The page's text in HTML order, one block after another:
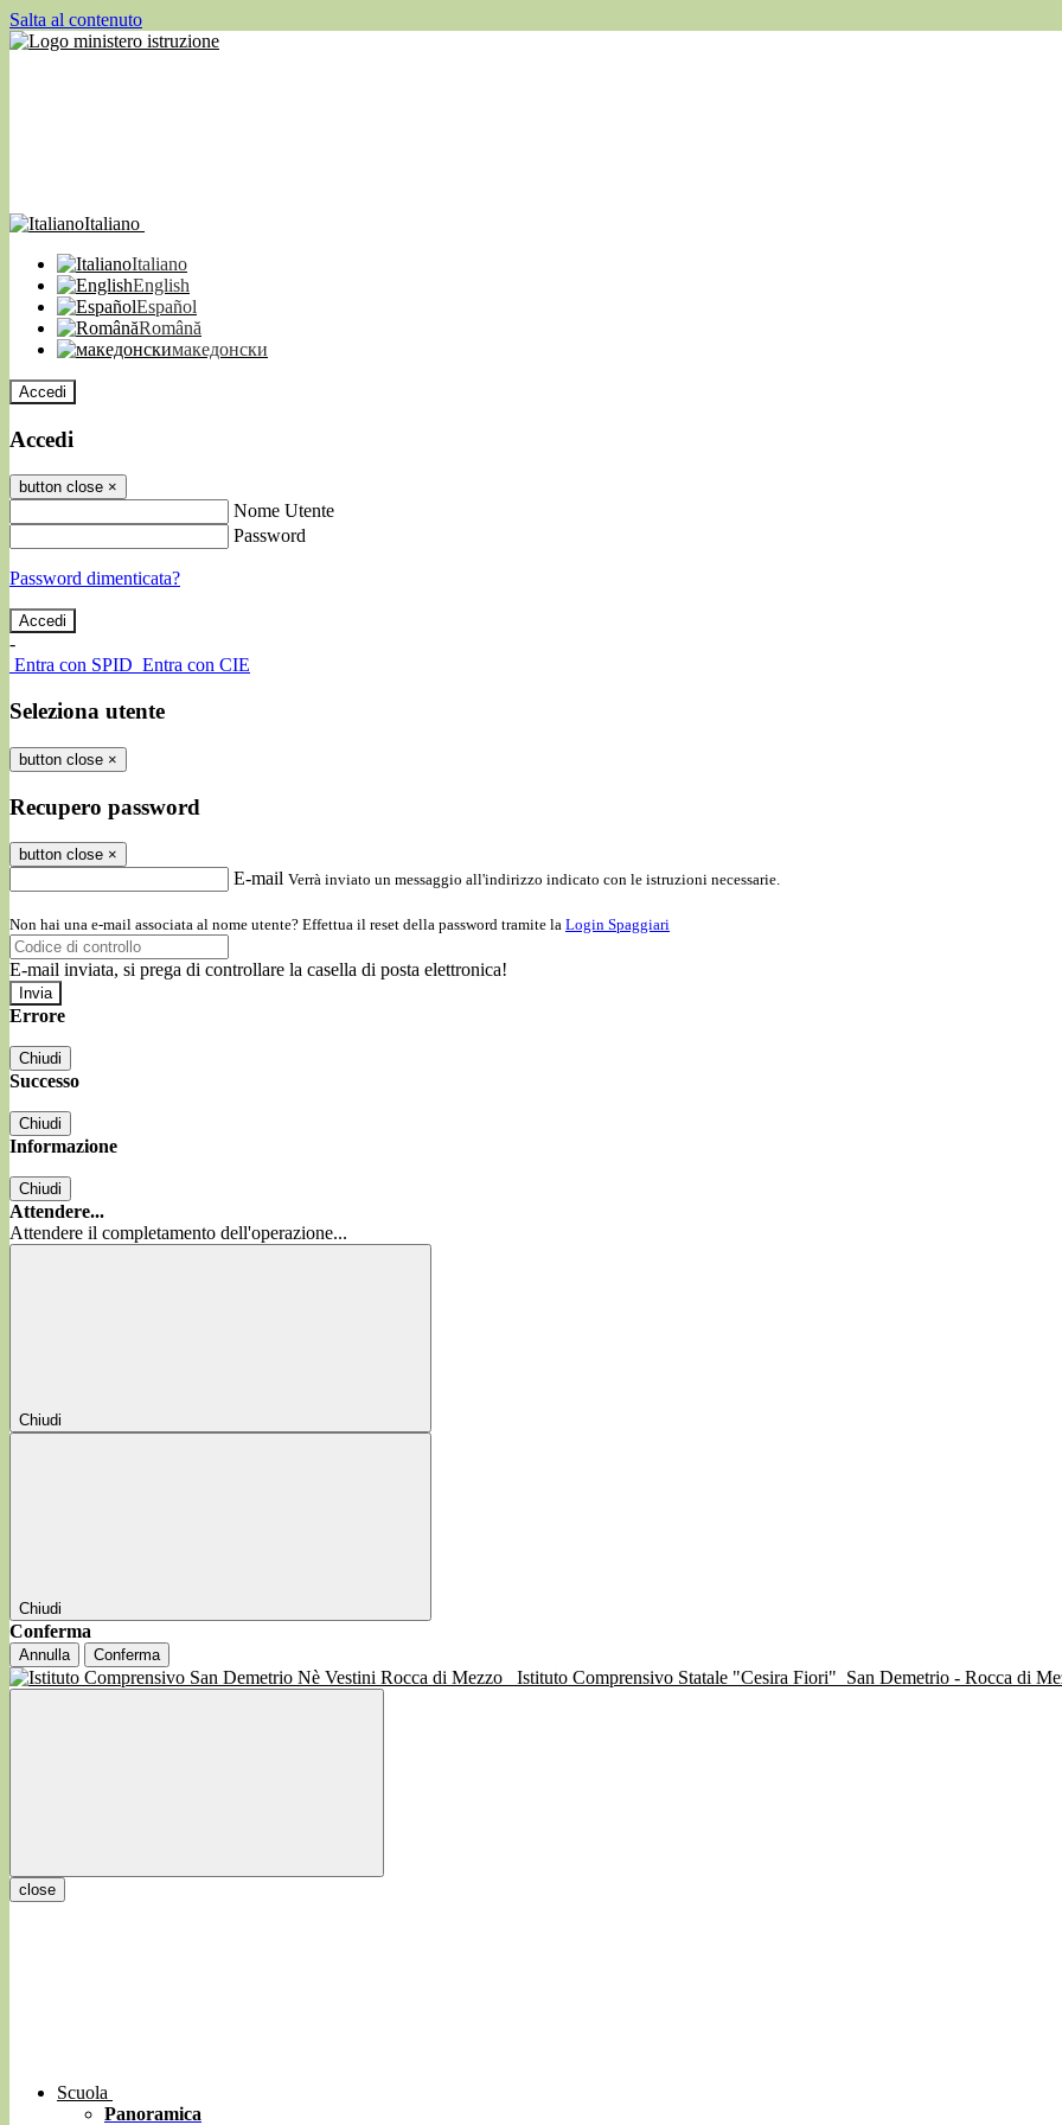
Salta al contenuto
Italiano
Italiano
English
Español
Română
македонски
Accedi
Accedi
button close ×
Nome Utente
Password
Password dimenticata?
-
Entra con SPID Entra con CIE
Seleziona utente
button close ×
Recupero password
button close ×
E-mail Verrà inviato un messaggio all'indirizzo indicato con le istruzioni necessarie.
Non hai una e-mail associata al nome utente? Effettua il reset della password tramite la Login Spaggiari
E-mail inviata, si prega di controllare la casella di posta elettronica!
Errore
Chiudi
Successo
Chiudi
Informazione
Chiudi
Attendere...
Attendere il completamento dell'operazione...
Chiudi
Chiudi
Conferma
Annulla Conferma
Istituto Comprensivo Statale "Cesira Fiori" San Demetrio - Rocca di
close
Scuola
Panoramica